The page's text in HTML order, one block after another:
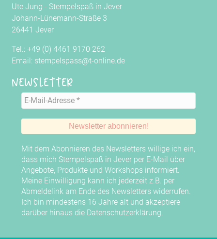
Ute Jung - Stempelspaß in Jever
Johann-Lünemann-Straße 3
26441 Jever
Tel.: +49 (0) 4461 9170 262
Email: stempelspass@t-online.de
Newsletter
Mit dem Abonnieren des Newsletters willige ich ein,
dass mich Stempelspaß in Jever per E-Mail über
Angebote, Produkte und Workshops informiert.
Meine Einwilligung kann ich jederzeit z.B. per
Abmeldelink am Ende des Newsletters widerrufen.
Ich bin mindestens 16 Jahre alt und akzeptiere
darüber hinaus die Datenschutzerklärung.